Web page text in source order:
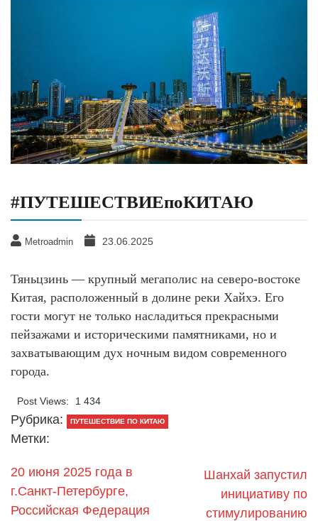
#ПУТЕШЕСТВИЕпоКИТАЮ
Metroadmin 23.06.2025
Тяньцзинь — крупный мегаполис на северо-востоке
Китая, расположенный в долине реки Хайхэ. Его
гости могут не только насладиться прекрасными
пейзажами и историческими памятниками, но и
захватывающим дух ночным видом современного
города.
Post Views: 1 434
Рубрика: ПУТЕШЕСТВИЕ ПО КИТАЮ
Метки:
20 июня 2025 года в
г.Санкт-Петербурге,
Российская Федерация
Шанхай запустил
инициативу по
стимулированию